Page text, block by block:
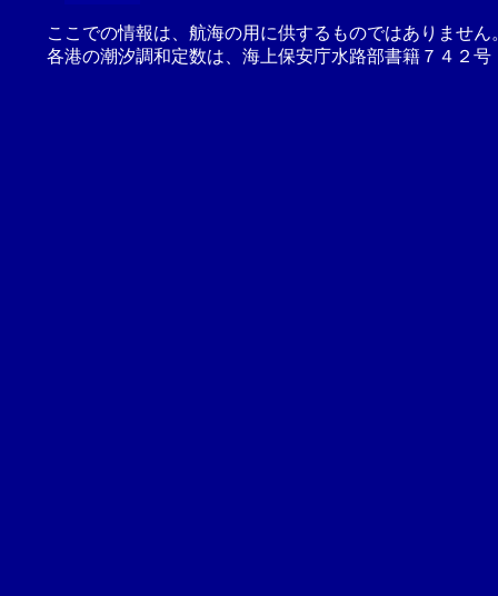
ここでの情報は、航海の用に供するものではありませ
各港の潮汐調和定数は、海上保安庁水路部書籍７４２